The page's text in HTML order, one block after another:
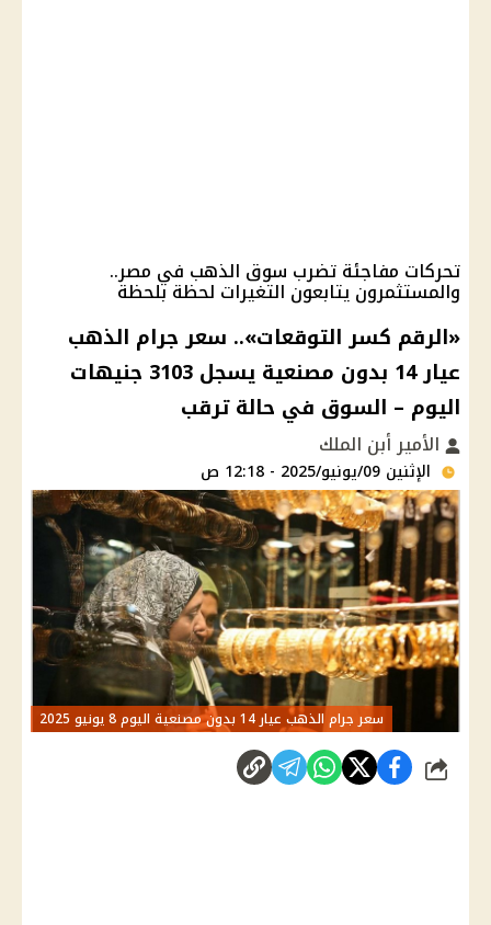
تحركات مفاجئة تضرب سوق الذهب في مصر..
والمستثمرون يتابعون التغيرات لحظة بلحظة
«الرقم كسر التوقعات».. سعر جرام الذهب
عيار 14 بدون مصنعية يسجل 3103 جنيهات
اليوم – السوق في حالة ترقب
الأمير أبن الملك
الإثنين 09/يونيو/2025 - 12:18 ص
سعر جرام الذهب عيار 14 بدون مصنعية اليوم 8 يونيو 2025
شارك